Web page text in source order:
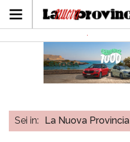
Sei in: La Nuova Provincia